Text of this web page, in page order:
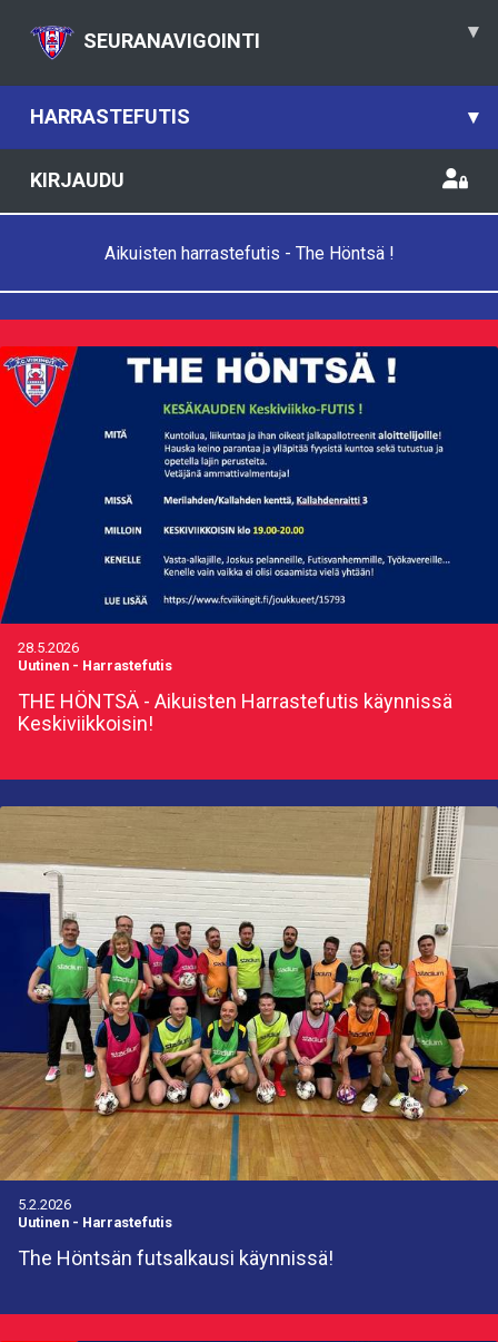
SEURANAVIGOINTI ▾
HARRASTEFUTIS ▾
KIRJAUDU
Aikuisten harrastefutis - The Höntsä !
28.5.2026
Uutinen - Harrastefutis
THE HÖNTSÄ - Aikuisten Harrastefutis käynnissä
Keskiviikkoisin!
5.2.2026
Uutinen - Harrastefutis
The Höntsän futsalkausi käynnissä!